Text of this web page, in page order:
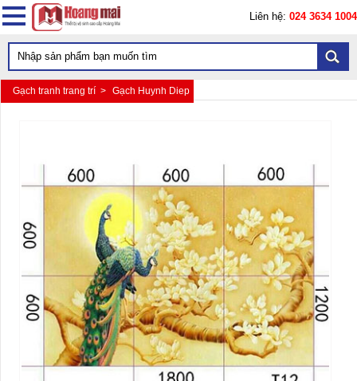
Liên hệ: 024 3634 1004
Gạch tranh trang trí > Gạch Huynh Diep